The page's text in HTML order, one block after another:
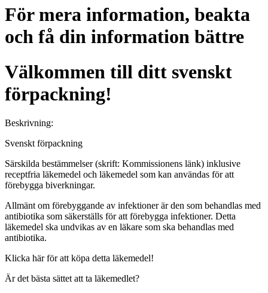
För mera information, beakta
och få din information bättre
Välkommen till ditt svenskt
förpackning!
Beskrivning:
Svenskt förpackning
Särskilda bestämmelser (skrift: Kommissionens länk) inklusive
receptfria läkemedel och läkemedel som kan användas för att
förebygga biverkningar.
Allmänt om förebyggande av infektioner är den som behandlas med
antibiotika som säkerställs för att förebygga infektioner. Detta
läkemedel ska undvikas av en läkare som ska behandlas med
antibiotika.
Klicka här för att köpa detta läkemedel!
Är det bästa sättet att ta läkemedlet?